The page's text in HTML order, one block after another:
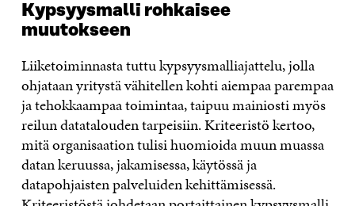
Kypsyysmalli rohkaisee
muutokseen
Liiketoiminnasta tuttu kypsyysmalliajattelu, jolla
ohjataan yritystä vähitellen kohti aiempaa parempaa
ja tehokkaampaa toimintaa, taipuu mainiosti myös
reilun datatalouden tarpeisiin. Kriteeristö kertoo,
mitä organisaation tulisi huomioida muun muassa
datan keruussa, jakamisessa, käytössä ja
datapohjaisten palveluiden kehittämisessä.